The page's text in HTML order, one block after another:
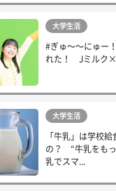
大学生活
#ぎゅ〜〜にゅー
れた！ Jミルク×
大学生活
「牛乳」は学校
の？ “牛乳をも
乳でスマ...